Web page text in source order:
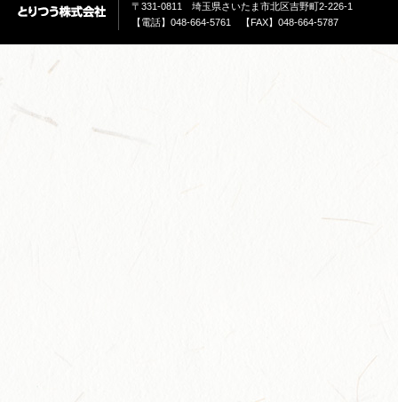
〒331-0811 埼玉県さいたま市北区吉野町2-226-1
【電話】048-664-5761 【FAX】048-664-5787